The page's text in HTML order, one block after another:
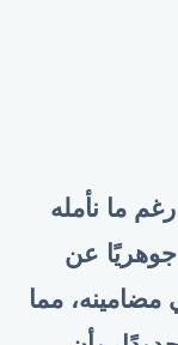
ما نأمله
عن
مضامينه، مما